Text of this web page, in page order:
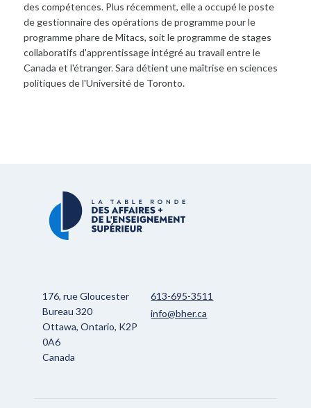
des compétences. Plus récemment, elle a occupé le poste
de gestionnaire des opérations de programme pour le
programme phare de Mitacs, soit le programme de stages
collaboratifs d'apprentissage intégré au travail entre le
Canada et l'étranger. Sara détient une maîtrise en sciences
politiques de l'Université de Toronto.
176, rue Gloucester
Bureau 320
Ottawa, Ontario, K2P
0A6
Canada
613-695-3511
info@bher.ca